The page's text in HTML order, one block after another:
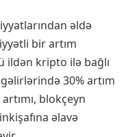
əldə
bir artım
ildən kripto ilə bağlı
30% artım
blokçeyn
əlavə